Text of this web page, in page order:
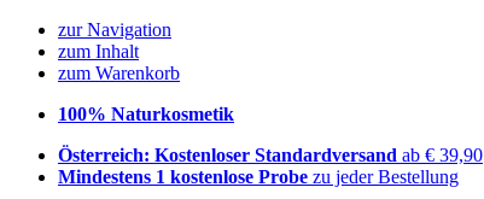
zur Navigation
zum Inhalt
zum Warenkorb
100% Naturkosmetik
Österreich: Kostenloser Standardversand ab € 39,90
Mindestens 1 kostenlose Probe zu jeder Bestellung